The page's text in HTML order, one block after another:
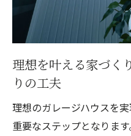
理想を叶える家づく
りの工夫
理想のガレージハウスを
重要なステップとなりま